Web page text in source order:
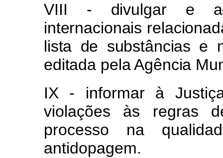
VIII - divulgar e
internacionais
lista de substâncias e
editada pela Agência
IX - informar à
violações às regras
processo na
antidopagem.